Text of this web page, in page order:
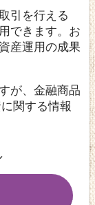
引を行える
できます。お
産運用の成果
が、金融商品
関する情報